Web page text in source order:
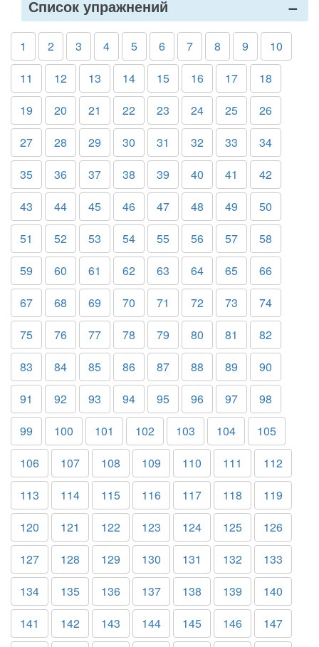
Список упражнений
1 2 3 4 5 6 7 8 9
10
11
12 13 14 15 16 17
18
19
20 21 22 23 24 25
26
27
28 29 30 31 32 33
34
35
36 37 38 39 40 41
42
43
44 45 46 47 48 49
50
51
52 53 54 55 56 57
58
59
60 61 62 63 64 65
66
67
68 69 70 71 72 73
74
75
76 77 78 79 80 81
82
83
84 85 86 87 88 89
90
91
92 93 94 95 96 97
98
99
100 101 102 103 104
105
106
107 108 109 110 111
112
113
114 115 116 117 118
119
120
121 122 123 124 125
126
127
128 129 130 131 132
133
134
135 136 137 138 139
140
141
142 143 144 145 146
147